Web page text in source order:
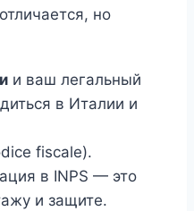
но
и ваш легальный
в Италии и
fiscale).
в INPS — это
и защите.